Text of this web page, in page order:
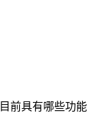
前具有哪些功能